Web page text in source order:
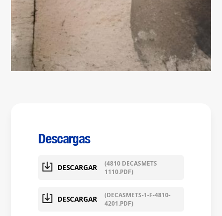
Descargas
DESCARGAR
(4810 DECASMETS
1110.PDF)
DESCARGAR
(DECASMETS-1-F-4810-
4201.PDF)